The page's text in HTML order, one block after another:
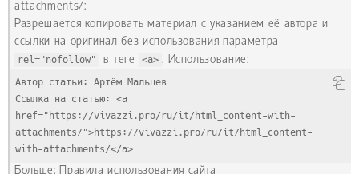
attachments/:
Разрешается копировать материал с указанием её автора и
ссылки на оригинал без использования параметра
rel="nofollow" в теге <a> . Использование:
Автор статьи: Артём Мальцев
Ссылка на статью: <a
href="https://vivazzi.pro/ru/it/html_content-with-
attachments/">https://vivazzi.pro/ru/it/html_content-
with-attachments/</a>
Больше:Правила использования сайта